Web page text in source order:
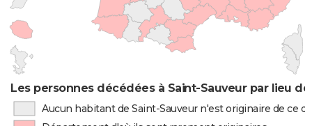
Les personnes décédées à Saint-Sauveur par lieu
Aucun habitant de Saint-Sauveur n'est originaire de ce